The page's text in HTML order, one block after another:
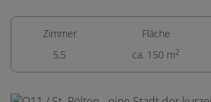
Zimmer
5,5
Fläche
ca. 150 m2